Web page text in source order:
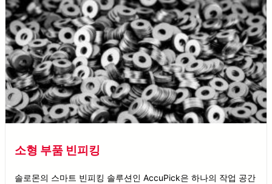
소형 부품 빈피킹
솔로몬의 스마트 빈피킹 솔루션인 AccuPick은 하나의 작업 공간